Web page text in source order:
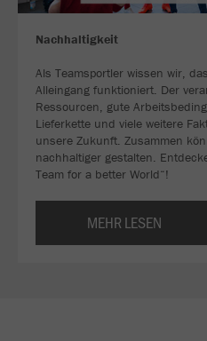
Nachhaltigkeit
Als Teamsportler wissen wir,
Alleingang funktioniert. Der
Ressourcen, gute
Lieferkette und viele weitere
unsere Zukunft. Zusammen
nachhaltiger gestalten.
Team for a better World“!
MEHR LESEN